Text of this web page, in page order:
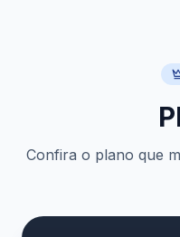
Confira o plano que